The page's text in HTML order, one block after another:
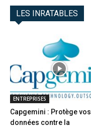
LES INRATABLES
ENTREPRISES
Capgemini : Protège vos
données contre la